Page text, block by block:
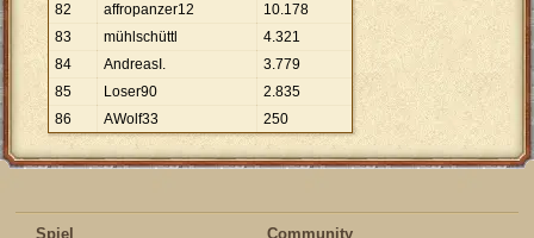
82
affropanzer12 10.178
83
mühlschüttl 4.321
84
AndreasI. 3.779
85
Loser90 2.835
86
AWolf33 250
Spiel Community